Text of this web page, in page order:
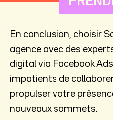
En conclusion, choisir
agence avec des
digital via Facebook
impatients de
propulser votre
nouveaux sommets.